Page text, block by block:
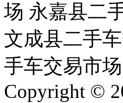
场 永嘉县二
文成县二手
手车交易市
Copyright ©